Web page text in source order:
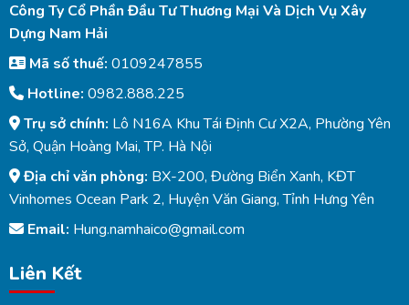
Công Ty Cổ Phần Đầu Tư Thương Mại Và Dịch Vụ Xây
Dựng Nam Hải
Mã số thuế: 0109247855
Hotline: 0982.888.225
Trụ sở chính: Lô N16A Khu Tái Định Cư X2A, Phường Yên
Sở, Quận Hoàng Mai, TP. Hà Nội
Địa chỉ văn phòng: BX-200, Đường Biển Xanh, KĐT
Vinhomes Ocean Park 2, Huyện Văn Giang, Tỉnh Hưng Yên
Email: Hung.namhaico@gmail.com
Liên Kết